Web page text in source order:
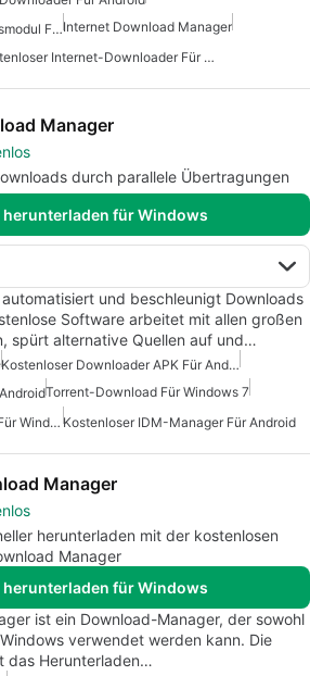
Kostenloses IDM-Integrationsmodul Für AndroidInternet Download Manager
Kostenloser Internet-Downloader Für Android
Manager
durch parallele Übertragungen
herunterladen für Windows
und beschleunigt Downloads
Software arbeitet mit allen großen
spürt alternative Quellen auf und…
Kostenloser Downloader APK Für Android
Torrent-Download Für Windows 7
Internet Download Manager Für Windows 7 Kostenloser IDM-Manager Für Android
Manager
herunterladen mit der kostenlosen
Manager
herunterladen für Windows
ist ein Download-Manager, der sowohl
verwendet werden kann. Die
das Herunterladen…